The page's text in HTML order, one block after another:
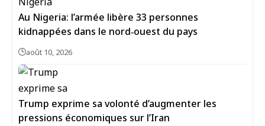
Au Nigeria: l’armée libère 33 personnes
kidnappées dans le nord‑ouest du pays
août 10, 2026
Trump exprime sa volonté d’augmenter les
pressions économiques sur l’Iran